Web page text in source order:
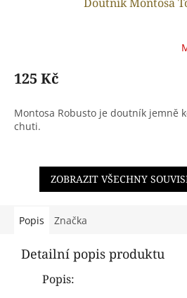
Doutník Montosa
125 Kč
Montosa Robusto je doutník jemně
chuti.
ZOBRAZIT VŠECHNY
Popis Značka
Detailní popis produktu
Popis: